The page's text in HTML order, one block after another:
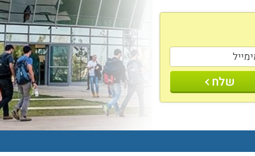
שלח